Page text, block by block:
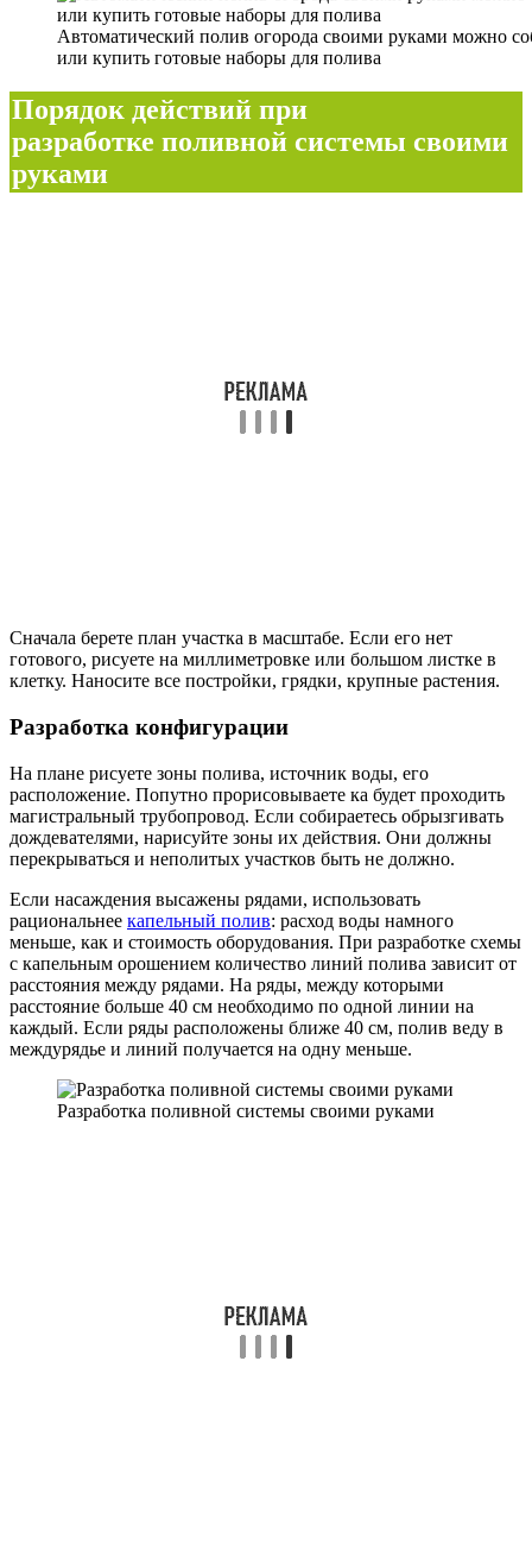
Автоматический полив огорода своими руками можно
или купить готовые наборы для полива
Порядок действий при
разработке поливной системы своими
руками
Сначала берете план участка в масштабе. Если его нет
готового, рисуете на миллиметровке или большом листке в
клетку. Наносите все постройки, грядки, крупные растения.
Разработка конфигурации
На плане рисуете зоны полива, источник воды, его
расположение. Попутно прорисовываете ка будет проходить
магистральный трубопровод. Если собираетесь обрызгивать
дождевателями, нарисуйте зоны их действия. Они должны
перекрываться и неполитых участков быть не должно.
Если насаждения высажены рядами, использовать
рациональнее капельный полив: расход воды намного
меньше, как и стоимость оборудования. При разработке схемы
с капельным орошением количество линий полива зависит от
расстояния между рядами. На ряды, между которыми
расстояние больше 40 см необходимо по одной линии на
каждый. Если ряды расположены ближе 40 см, полив веду в
междурядье и линий получается на одну меньше.
Разработка поливной системы своими руками